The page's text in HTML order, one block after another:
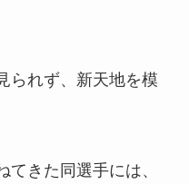
られず、新天地を模
てきた同選手には、